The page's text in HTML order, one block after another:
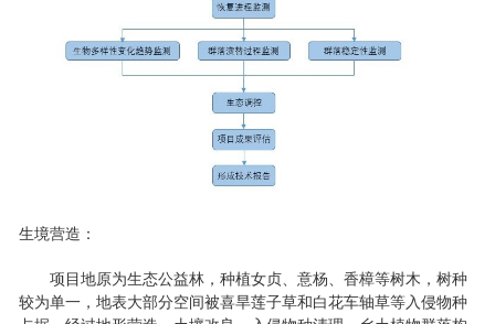
生境营造：
项目地原为生态公益林，种植女贞、意杨、香樟等树木，树种
较为单一，地表大部分空间被喜旱莲子草和白花车轴草等入侵物种